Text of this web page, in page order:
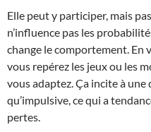
Elle peut y participer, mais
n’influence pas les
change le comportement. En
vous repérez les jeux ou les
vous adaptez. Ça incite à
qu’impulsive, ce qui a
pertes.